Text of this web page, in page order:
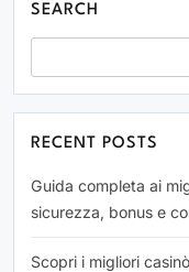
SEARCH
RECENT POSTS
Guida completa ai
sicurezza, bonus e
Scopri i migliori